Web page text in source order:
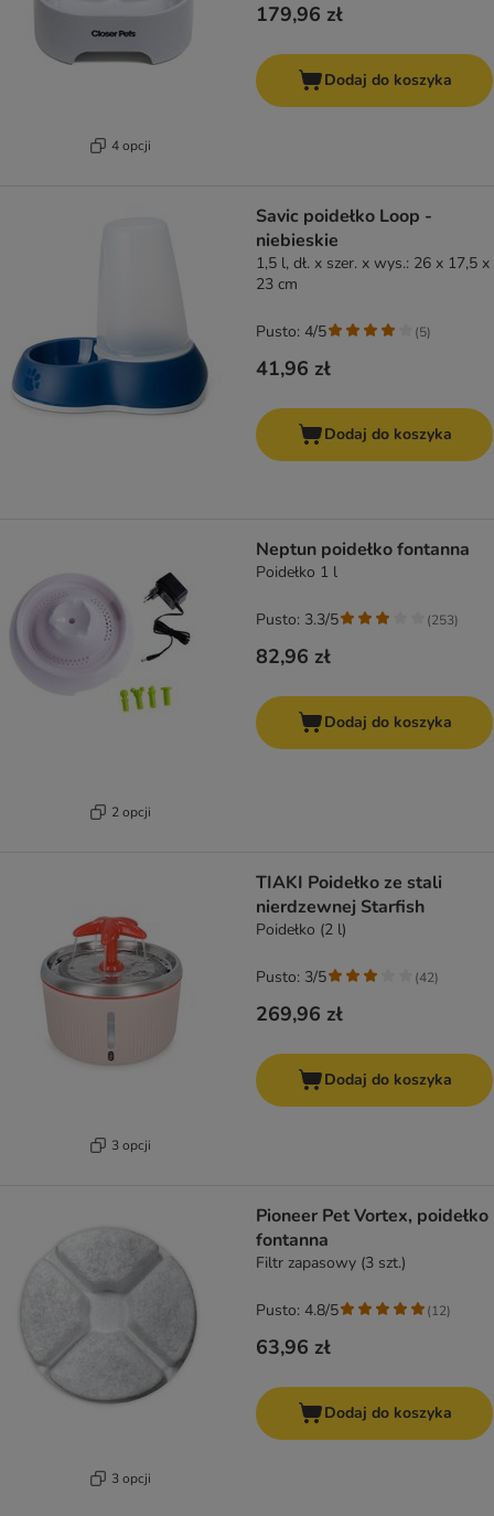
4 opcji
179,96 zł
Dodaj do koszyka
Savic poidełko Loop -
niebieskie
1,5 l, dł. x szer. x wys.: 26 x 17,5 x
23 cm
41,96 zł
Pusto: 4/5 (5)
Dodaj do koszyka
2 opcji
Neptun poidełko fontanna
Poidełko 1 l
82,96 zł
Pusto: 3.3/5 (253)
Dodaj do koszyka
3 opcji
TIAKI Poidełko ze stali
nierdzewnej Starfish
Poidełko (2 l)
269,96 zł
Pusto: 3/5 (42)
Dodaj do koszyka
3 opcji
Pioneer Pet Vortex, poidełko
fontanna
Filtr zapasowy (3 szt.)
63,96 zł
Pusto: 4.8/5 (12)
Dodaj do koszyka